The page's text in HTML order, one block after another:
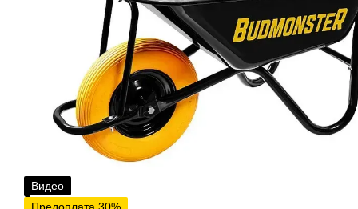
Видео
Предоплата 30%